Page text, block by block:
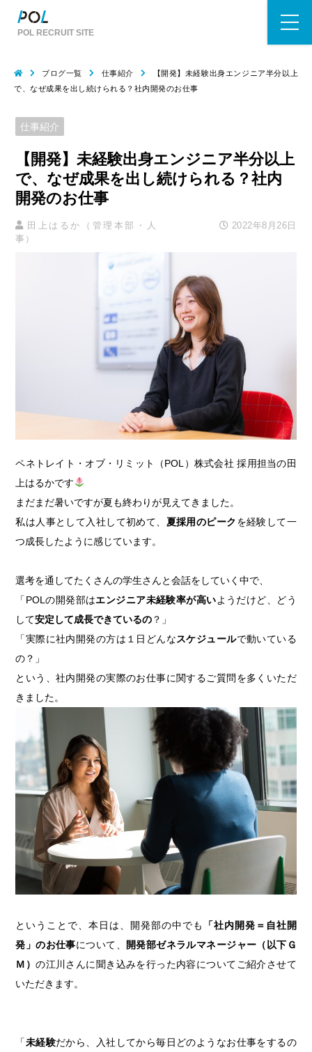
POL RECRUIT SITE
ブログ一覧 仕事紹介
【開発】未経験出身エンジニア半分以上
で、なぜ成果を出し続けられる？社内開発のお仕事
仕事紹介
【開発】未経験出身エンジニア半分以上
で、なぜ成果を出し続けられる？社内
開発のお仕事
田上はるか（管理本部・人
事）
2022年8月26日
ペネトレイト・オブ・リミット（POL）株式会社 採用担当の田
上はるかです
まだまだ暑いですが夏も終わりが見えてきました。
私は人事として入社して初めて、 夏採用のピーク を経験して一
つ成長したように感じています。
選考を通してたくさんの学生さんと会話をしていく中で、
「 POLの開発部はエンジニア未経験率が高いようだけど 、どう
して安定して成長できているの ？」
「実際に社内開発の方は１日どんなスケジュールで動いている
の？」
という、社内開発の実際のお仕事に関するご質問を多くいただ
きました。
ということで、本日は、開発部の中でも
「社内開発＝自社開
発」のお仕事について、 開発部ゼネラルマネージャー（以下Ｇ
Ｍ）の江川さんに聞き込みを行った内容についてご紹介させて
いただきます。
「未経験だから、入社してから毎日どのようなお仕事をするの